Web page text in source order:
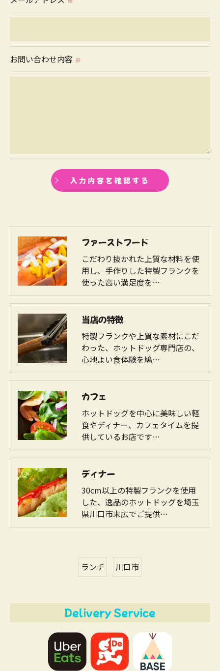
＜個人情報の開示･訂正・削除･利用停止の手続につ
当社では、お客様の個人情報の開示･訂正･削除・利
す。
個人情報の開示･訂正･削除・利用停止の具体的手続
きにつきましては、お電話でお問合せ下さい。
お問い合わせ内容 ※
ファーストフード
こだわり抜かれた上質な材料を使
用し、手作りした特製フランクを
使った高い満足度を…
当店の特徴
特製フランクや上質な素材にこだ
わった、ホットドッグ専門店の、
心地よい食体験を鳩…
カフェ
ホットドッグを中心に美味しい軽
食やディナー、カフェタイムを提
供しているお店です…
ディナー
30cm以上の特製フランクを使用
した、逸品のホットドッグを埼玉
県川口市末広でご提供…
ランチ 川口市
Delivery Service